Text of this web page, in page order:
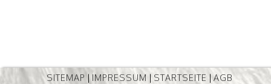
SITEMAP | IMPRESSUM | STARTSEITE |AGB